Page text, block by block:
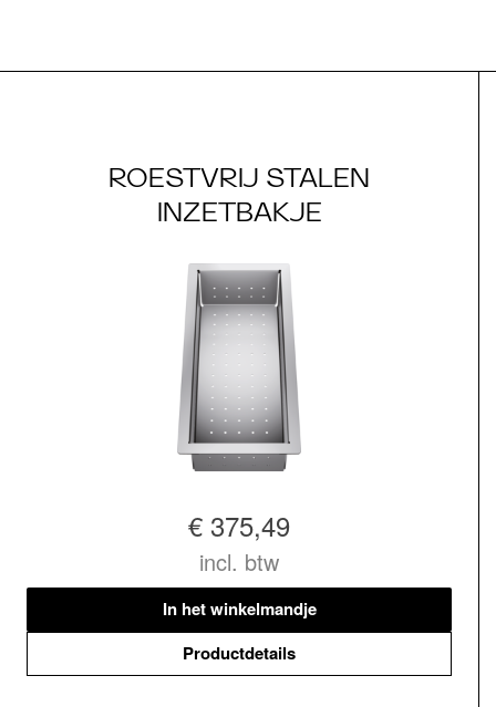
ROESTVRIJ STALEN
INZETBAKJE
€ 375,49
incl. btw
In het winkelmandje
Productdetails